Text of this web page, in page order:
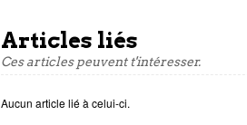
Articles liés
Ces articles peuvent t'intéresser.
Aucun article lié à celui-ci.